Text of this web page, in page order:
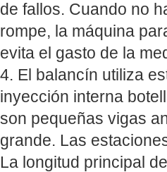
de fallos. Cuando no
rompe, la máquina
evita el gasto de la
4. El balancín utiliza
inyección interna
son pequeñas vigas
grande. Las
La longitud principal